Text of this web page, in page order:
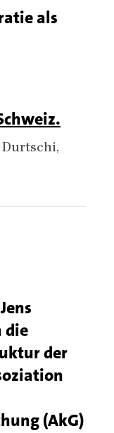
als
Durtschi
die
der
(AkG)